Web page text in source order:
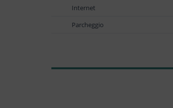
Internet
Parcheggio